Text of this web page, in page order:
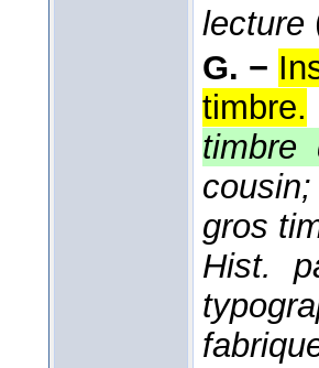
lecture
G. −
timbre.
timbre
gros
Hist.